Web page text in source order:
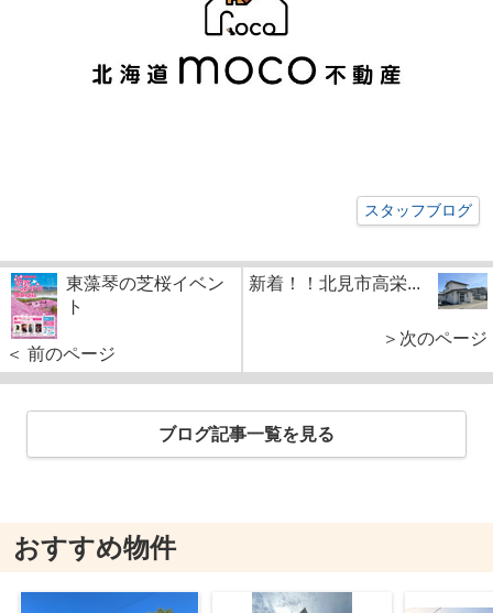
スタッフブログ
東藻琴の芝桜イベン
ト
＜ 前のページ
新着！！北見市高栄...
＞次のページ
ブログ記事一覧を見る
おすすめ物件